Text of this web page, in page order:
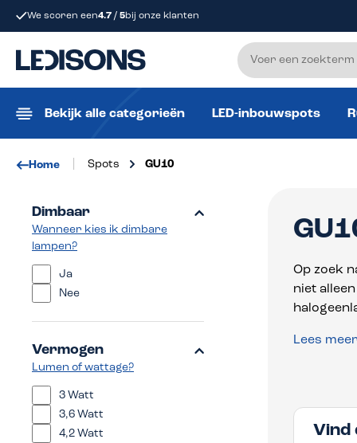
Ga naar de hoofdnavigatie
We scoren een4.7 / 5bij onze klanten
Bekijk alle categorieën LED-inbouwspots
Home Spots GU10
Dimbaar
Wanneer kies ik dimbare
lampen?
Ja
Nee
Vermogen
Lumen of wattage?
3 Watt
3,6 Watt
4,2 Watt
Op zoek
niet
Lees
Vind